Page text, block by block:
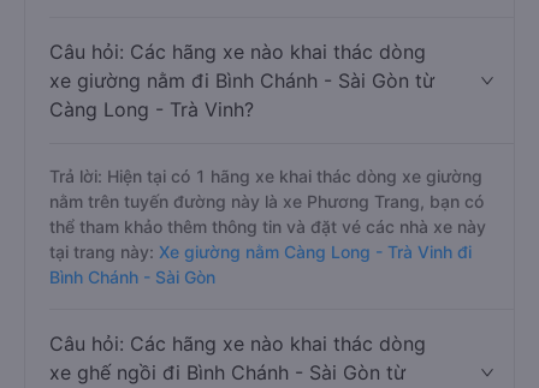
Câu hỏi: Các hãng xe nào khai thác dòng
xe giường nằm đi Bình Chánh - Sài Gòn từ
Càng Long - Trà Vinh?
Trả lời: Hiện tại có 1 hãng xe khai thác dòng xe giường
nằm trên tuyến đường này là xe Phương Trang, bạn có
thể tham khảo thêm thông tin và đặt vé các nhà xe này
tại trang này: Xe giường nằm Càng Long - Trà Vinh đi
Bình Chánh - Sài Gòn
Câu hỏi: Các hãng xe nào khai thác dòng
xe ghế ngồi đi Bình Chánh - Sài Gòn từ